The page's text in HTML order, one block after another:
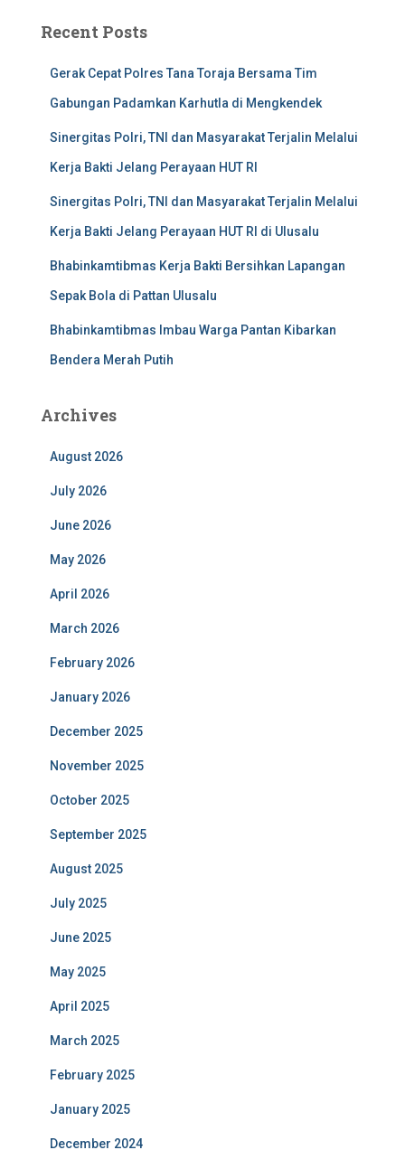
Recent Posts
Gerak Cepat Polres Tana Toraja Bersama Tim
Gabungan Padamkan Karhutla di Mengkendek
Sinergitas Polri, TNI dan Masyarakat Terjalin Melalui
Kerja Bakti Jelang Perayaan HUT RI
Sinergitas Polri, TNI dan Masyarakat Terjalin Melalui
Kerja Bakti Jelang Perayaan HUT RI di Ulusalu
Bhabinkamtibmas Kerja Bakti Bersihkan Lapangan
Sepak Bola di Pattan Ulusalu
Bhabinkamtibmas Imbau Warga Pantan Kibarkan
Bendera Merah Putih
Archives
August 2026
July 2026
June 2026
May 2026
April 2026
March 2026
February 2026
January 2026
December 2025
November 2025
October 2025
September 2025
August 2025
July 2025
June 2025
May 2025
April 2025
March 2025
February 2025
January 2025
December 2024